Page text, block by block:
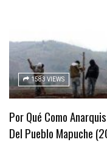
1583 VIEWS
Por Qué Como
Del Pueblo Mapuche